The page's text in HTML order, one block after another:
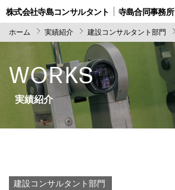
株式会社寺島コンサルタント 寺島合同事務所
ホーム 実績紹介 建設コンサルタント部門
WORKS
実績紹介
建設コンサルタント部門